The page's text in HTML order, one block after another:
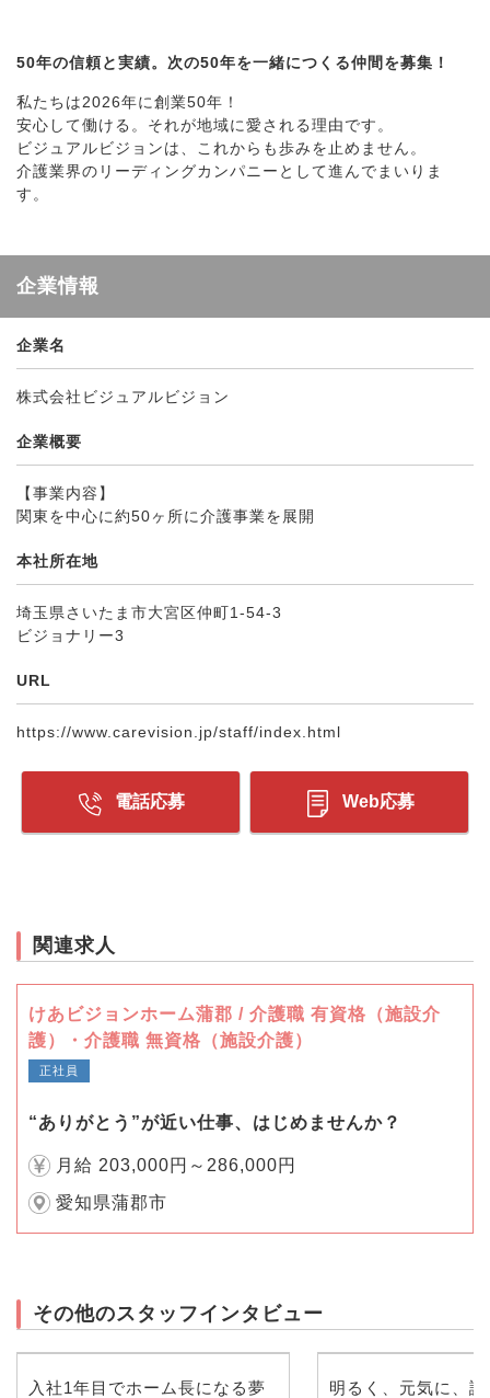
50年の信頼と実績。次の50年を一緒につくる仲間を募集！
私たちは2026年に創業50年！
安心して働ける。それが地域に愛される理由です。
ビジュアルビジョンは、これからも歩みを止めません。
介護業界のリーディングカンパニーとして進んでまいりま
す。
企業情報
企業名
株式会社ビジュアルビジョン
企業概要
【事業内容】
関東を中心に約50ヶ所に介護事業を展開
本社所在地
埼玉県さいたま市大宮区仲町1-54-3
ビジョナリー3
URL
https://www.carevision.jp/staff/index.html
電話応募 Web応募
関連求人
けあビジョンホーム蒲郡 / 介護職 有資格（施設介
護）・介護職 無資格（施設介護）
正社員
“ありがとう”が近い仕事、はじめませんか？
月給 203,000円～286,000円
愛知県蒲郡市
その他のスタッフインタビュー
入社1年目でホーム長になる夢
明るく、元気に、